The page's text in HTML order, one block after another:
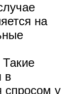
на
в
спросом у